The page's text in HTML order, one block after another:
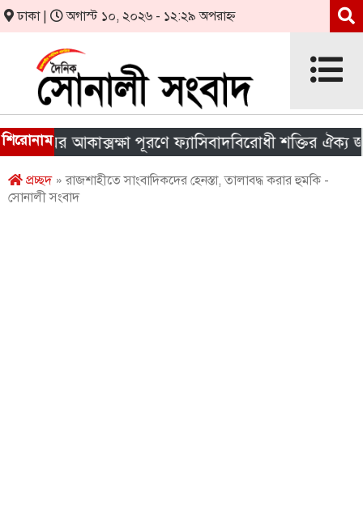
ঢাকা | অগাস্ট ১০, ২০২৬ - ১২:২৯ অপরাহ্ন
শিরোনাম
আকাক্সক্ষা পূরণে ফ্যাসিবাদবিরোধী শক্তির ঐক্য জরুরি
প্রচ্ছদ» রাজশাহীতে সাংবাদিকদের হেনস্তা, তালাবদ্ধ করার হুমকি -
সোনালী সংবাদ